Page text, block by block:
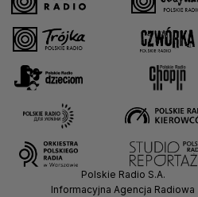
Polskie Radio S.A.
Informacyjna Agencja Radiowa